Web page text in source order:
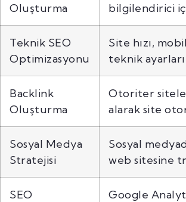
Oluşturma
bilgilendirici
Teknik SEO
Optimizasyonu
Site hızı,
teknik
Backlink
Oluşturma
Otoriter
alarak site
Sosyal Medya
Stratejisi
Sosyal
web sitesine
SEO
Google